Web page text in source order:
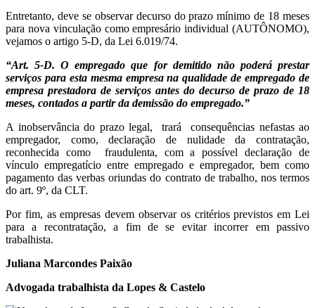
Entretanto, deve se observar decurso do prazo mínimo de 18 meses
para nova vinculação como empresário individual (AUTÔNOMO),
vejamos o artigo 5-D, da Lei 6.019/74.
“Art. 5-D. O empregado que for demitido não poderá prestar
serviços para esta mesma empresa na qualidade de empregado de
empresa prestadora de serviços antes do decurso de prazo de 18
meses, contados a partir da demissão do empregado.”
A inobservância do prazo legal, trará consequências nefastas ao
empregador, como, declaração de nulidade da contratação,
reconhecida como fraudulenta, com a possível declaração de
vínculo empregatício entre empregado e empregador, bem como
pagamento das verbas oriundas do contrato de trabalho, nos termos
do art. 9º, da CLT.
Por fim, as empresas devem observar os critérios previstos em Lei
para a recontratação, a fim de se evitar incorrer em passivo
trabalhista.
Juliana Marcondes Paixão
Advogada trabalhista da Lopes & Castelo